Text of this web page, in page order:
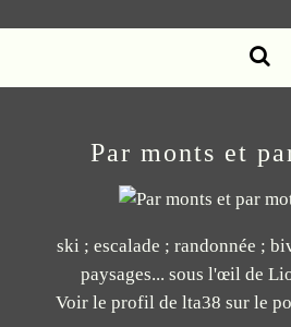
Par monts et
ski ; escalade ; randonnée ;
paysages... sous l'œil de
Voir le profil de lta38 sur le